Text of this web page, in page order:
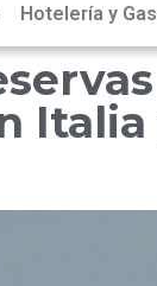
Hotelería y